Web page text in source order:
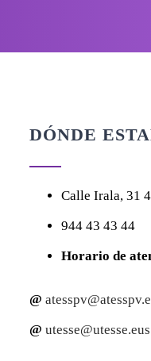
DÓNDE
CalleIrala, 31
944 43 43 44
Horario de
@
@ utesse@utesse.eus